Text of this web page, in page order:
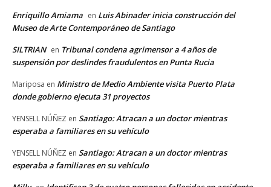
Enriquillo Amiama en Luis Abinader inicia construcción del
Museo de Arte Contemporáneo de Santiago
SILTRIAN en Tribunal condena agrimensor a 4 años de
suspensión por deslindes fraudulentos en Punta Rucia
Mariposa en Ministro de Medio Ambiente visita Puerto Plata
donde gobierno ejecuta 31 proyectos
YENSELL NÚÑEZ en Santiago: Atracan a un doctor mientras
esperaba a familiares en su vehículo
YENSELL NÚÑEZ en Santiago: Atracan a un doctor mientras
esperaba a familiares en su vehículo